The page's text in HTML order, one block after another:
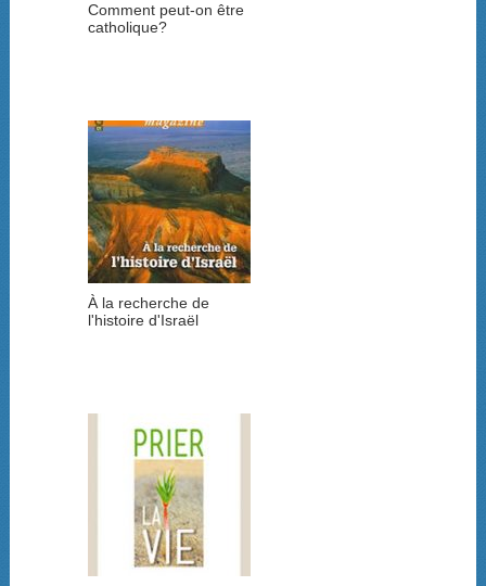
Comment peut-on être
catholique?
À la recherche de
l'histoire d'Israël